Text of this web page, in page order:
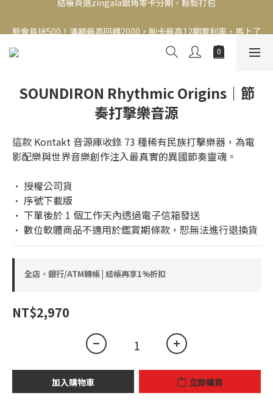
新會員送500！滿額最高回饋2000，刷卡最高12期零利率，馬上了
SOUNDIRON Rhythmic Origins｜節
奏打擊樂音源
這款 Kontakt 音源庫收錄 73 種稀有民族打擊樂器，為電
影配樂與世界音樂創作注入最真實的異國節奏靈魂。
• 授權公司貨
• 序號下載版
• 下單後於 1 個工作天內透過電子信箱發送
• 數位軟體商品不適用於鑑賞期條款，恕無法進行退換貨
全店，銀行/ATM轉帳 | 結帳再享1%折扣
NT$2,970
加入購物車 立即購買